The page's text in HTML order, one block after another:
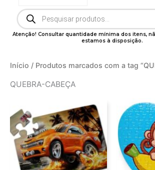
Pesquisar
produtos
Atenção! Consultar quantidade mínima dos itens,
estamos à disposição.
Início / Produtos marcados com a tag
QUEBRA-CABEÇA